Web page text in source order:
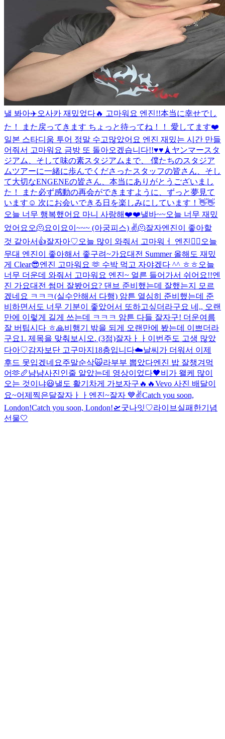
낼 봐아✈️오사카 재밌었다🔥 고마워요 엔진!!本当に幸せでし
た！ また戻ってきます ちょっと待ってね！！ 愛してます❤️
일본 스타디움 투어 정말 수고많았어요 엔진 재밌는 시간 만들
어줘서 고마워요 금방 또 돌아오겠습니다!!♥️♥️ 🗼 ヤンマースタ
ジアム、そして味の素スタジアムまで、 僕たちのスタジア
ムツアーに一緒に歩んでくださったスタッフの皆さん、そし
て大切なENGENEの皆さん、本当にありがとうございまし
た！ また必ず感動の再会ができますように、ずっと夢見て
います☺️ 次にお会いできる日を楽しみにしています！👋👋
오늘 너무 행복했어요 마니 사랑해❤️❤️낼바~~오늘 너무 재밌
었어요오🫠요이 요이~~~ (아궁피스) ✌️🫠잘자엔진이 좋아할
것 같아서👍잘자아♡오늘 많이 와줘서 고마워ㅓ 엔진❤️‍🔥 오늘
무대 엔진이 좋아해서 좋구려~가요대전 Summer 올해도 재밌
게 Clear😎엔진 고마워요 🫶 수박 먹고 자야겠다 ^^ ㅎㅎ 오늘
너무 더운데 와줘서 고마워요 엔진~ 얼른 들어가서 쉬어요!!엔
진 가요대전 썸머 잘봤어요? 댄브 준비했는데 잘했는지 모르
겠네요 ㅋㅋㅋ(실수안해서 다행) 암튼 열심히 준비했는데 준
비하면서도 너무 기분이 좋았어서 또하고싶더라구요 네,, 오랜
만에 이렇게 길게 쓰는데 ㅋㅋㅋ 암튼 다들 잘자구! 더운여름
잘 버팁시다 ㅎ🙏비행기 밖을 되게 오랜만에 봤는데 이쁘더라
구요1. 제목을 맞춰보시오. (3점)잘자ㅏㅏ 이번주도 고생 많았
다아♡감자보단 고구마지 18층입니다☁️날씨가 더워서 이제
후드 못입겠네요주말순삭🙀라부부 뽑았다엔진 밥 잘챙겨먹
어🫶🥖냠냠사진인줄 알았는데 영상이었다🖤비가 왤케 많이
오는 것이냐😃낼도 활기차게 가보자구🔥🔥Vevo 사진 배달이
요~어제찍은달잘자ㅏㅏ엔진~잘자 💙✌️Catch you soon,
London!Catch you soon, London!🛫굿나잇♡라이브실패한기념
선물🤍